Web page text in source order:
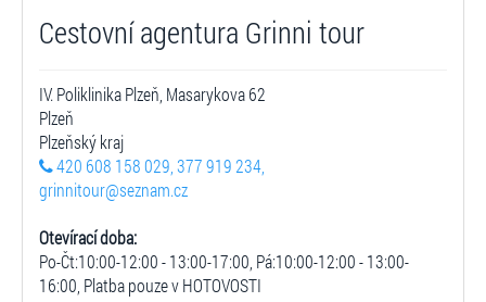
Cestovní agentura Grinni tour
IV. Poliklinika Plzeň, Masarykova 62
Plzeň
Plzeňský kraj
420 608 158 029, 377 919 234,
grinnitour@seznam.cz
Otevírací doba:
Po-Čt:10:00-12:00 - 13:00-17:00, Pá:10:00-12:00 - 13:00-
16:00, Platba pouze v HOTOVOSTI